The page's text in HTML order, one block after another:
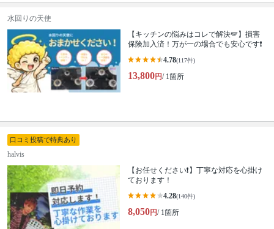
水回りの天使
【キッチンの悩みはコレで解決🪽】損害
保険加入済！万が一の場合でも安心です❗️
4.78(117件)
13,800円/ 1箇所
口コミ投稿で特典あり
halvis
【お任せください❗️】丁寧な対応を心掛け
ております！
4.28(140件)
8,050円/ 1箇所